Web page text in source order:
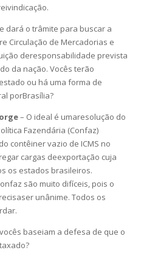
dará o trâmite para buscar a
Circulação de Mercadorias e
deresponsabilidade prevista
da nação. Vocês terão
ou há uma forma de
porBrasília?
– O ideal é umaresolução do
Fazendária (Confaz)
contêiner vazio de ICMS no
cargas deexportação cuja
os estados brasileiros.
são muito difíceis, pois o
unânime. Todos os
baseiam a defesa de que o